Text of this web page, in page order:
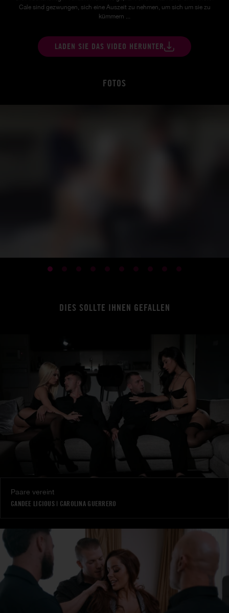
Cale sind gezwungen, sich eine Auszeit zu nehmen, um sich um sie zu
kümmern ...
LADEN SIE DAS VIDEO HERUNTER
FOTOS
DIES SOLLTE IHNEN GEFALLEN
Paare vereint
CANDEE LICIOUS| CAROLINA GUERRERO